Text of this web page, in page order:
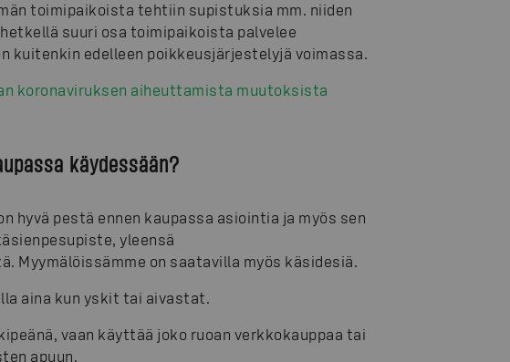
toimipaikoista tehtiin supistuksia mm. niiden
suuri osa toimipaikoista palvelee
kuitenkin edelleen poikkeusjärjestelyjä voimassa.
koronaviruksen aiheuttamista muutoksista
käydessään?
hyvä pestä ennen kaupassa asiointia ja myös sen
yleensä
Myymälöissämme on saatavilla myös käsidesiä.
aina kun yskit tai aivastat.
vaan käyttää joko ruoan verkkokauppaa tai
apuun.